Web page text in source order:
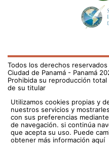
Todos los derechos reservados
Ciudad de Panamá - Panamá
Prohibida su reproducción
de su titular
Utilizamos cookies propias y
nuestros servicios y
con sus preferencias
de navegación. si continúa
que acepta su uso. Puede
obtener más información aquí